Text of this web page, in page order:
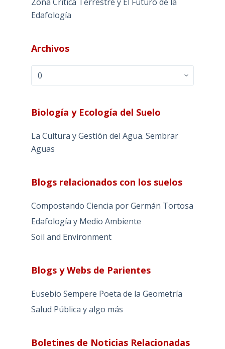
Edafología
Archivos
Archivos
Biología y Ecología del Suelo
La Cultura y Gestión del Agua. Sembrar
Aguas
Blogs relacionados con los suelos
Compostando Ciencia por Germán Tortosa
Edafología y Medio Ambiente
Soil and Environment
Blogs y Webs de Parientes
Eusebio Sempere Poeta de la Geometría
Salud Pública y algo más
Boletines de Noticias Relacionadas